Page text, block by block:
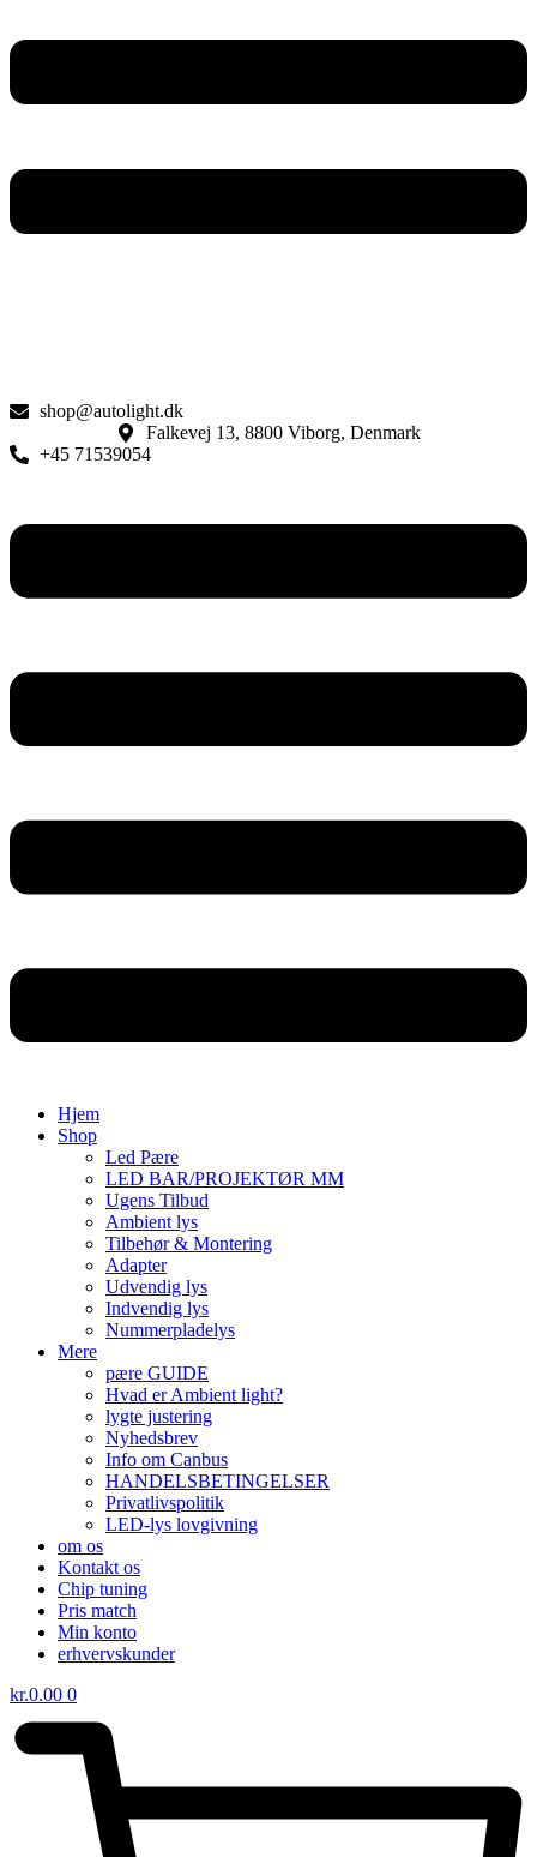
shop@autolight.dk
Falkevej 13, 8800 Viborg, Denmark
+45 71539054
Hjem
Shop
Led Pære
LED BAR/PROJEKTØR MM
Ugens Tilbud
Ambient lys
Tilbehør & Montering
Adapter
Udvendig lys
Indvendig lys
Nummerpladelys
Mere
pære GUIDE
Hvad er Ambient light?
lygte justering
Nyhedsbrev
Info om Canbus
HANDELSBETINGELSER
Privatlivspolitik
LED-lys lovgivning
om os
Kontakt os
Chip tuning
Pris match
Min konto
erhvervskunder
kr.0.00 0